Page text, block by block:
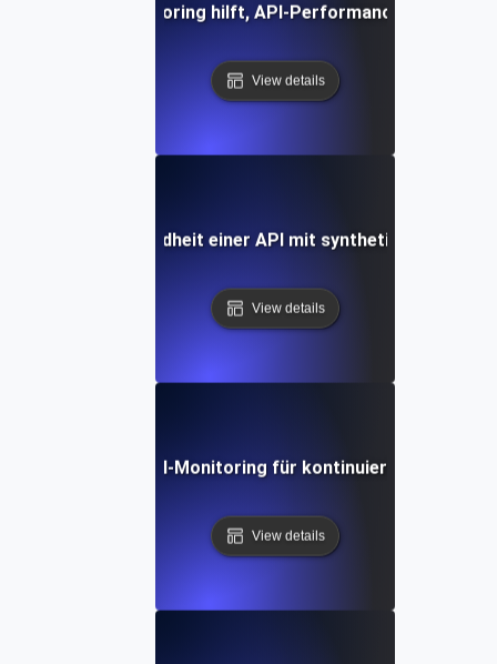
Monitoring hilft, API-Performance-Probleme
View details
Wie man die Gesundheit einer API mit synthetischen
View details
synthetisches API-Monitoring für kontinuierliche
View details